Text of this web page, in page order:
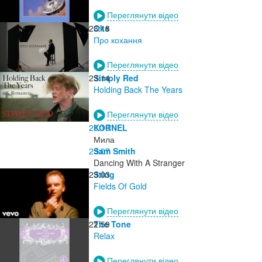
Переглянути відео
23:18
Oks
Про кохання
Переглянути відео
23:14
Simply Red
Holding Back The Years
Переглянути відео
23:10
KORNEL
Мила
23:07
Sam Smith
Dancing With A Stranger
23:03
Sting
Fields Of Gold
Переглянути відео
22:59
The Tone
Relax